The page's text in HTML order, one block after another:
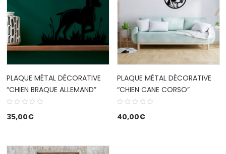
PLAQUE MÉTAL DÉCORATIVE
“CHIEN BRAQUE ALLEMAND”
35,00€
PLAQUE MÉTAL DÉCORATIVE
“CHIEN CANE CORSO”
40,00€